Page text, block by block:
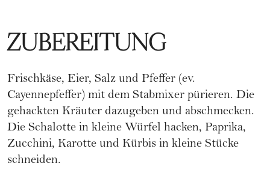
ZUBEREITUNG
Frischkäse, Eier, Salz und Pfeffer (ev.
Cayennepfeffer) mit dem Stabmixer pürieren. Die
gehackten Kräuter dazugeben und abschmecken.
Die Schalotte in kleine Würfel hacken, Paprika,
Zucchini, Karotte und Kürbis in kleine Stücke
schneiden.